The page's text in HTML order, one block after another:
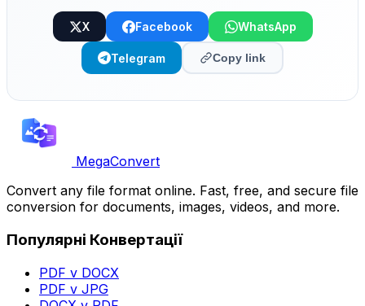
X Facebook WhatsApp
Telegram Copy link
MegaConvert
Convert any file format online. Fast, free, and secure file
conversion for documents, images, videos, and more.
Популярні Конвертації
PDF v DOCX
PDF v JPG